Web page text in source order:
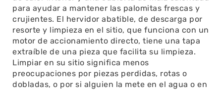
para ayudar a mantener las palomitas frescas y
crujientes. El hervidor abatible, de descarga por
resorte y limpieza en el sitio, que funciona con un
motor de accionamiento directo, tiene una tapa
extraíble de una pieza que facilita su limpieza.
Limpiar en su sitio significa menos
preocupaciones por piezas perdidas, rotas o
dobladas, o por si alguien la mete en el agua o en